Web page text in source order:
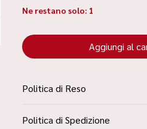
Ne restano solo: 1
Aggiungi al
Politica di Reso
Condizioni”
Politica di Spedizione